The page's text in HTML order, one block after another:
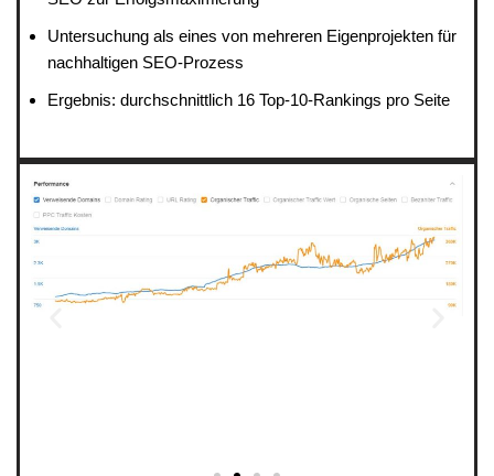
Untersuchung als eines von mehreren Eigenprojekten für
nachhaltigen SEO-Prozess
Ergebnis: durchschnittlich 16 Top-10-Rankings pro Seite